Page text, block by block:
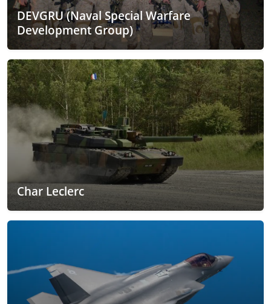
DEVGRU (Naval Special Warfare
Development Group)
Char Leclerc